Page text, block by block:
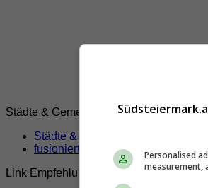
Städte & Gemeinden
Städte & Gemeinden
fusionierte Gemeinden
Link Empfehlungen
Personalised
measurement,